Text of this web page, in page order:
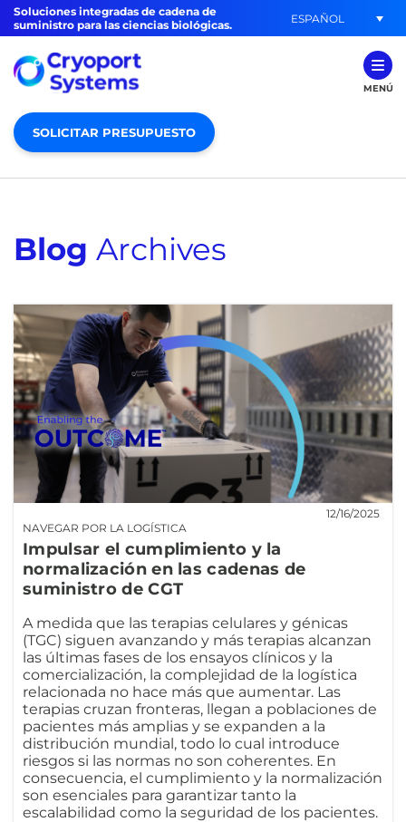
Soluciones integradas de cadena de
suministro para las ciencias biológicas.
ESPAÑOL
MENÚ
SOLICITAR PRESUPUESTO
Blog Archives
NAVEGAR POR LA LOGÍSTICA
12/16/2025
Impulsar el cumplimiento y la
normalización en las cadenas de
suministro de CGT
A medida que las terapias celulares y génicas
(TGC) siguen avanzando y más terapias alcanzan
las últimas fases de los ensayos clínicos y la
comercialización, la complejidad de la logística
relacionada no hace más que aumentar. Las
terapias cruzan fronteras, llegan a poblaciones de
pacientes más amplias y se expanden a la
distribución mundial, todo lo cual introduce
riesgos si las normas no son coherentes. En
consecuencia, el cumplimiento y la normalización
son esenciales para garantizar tanto la
escalabilidad como la seguridad de los pacientes.